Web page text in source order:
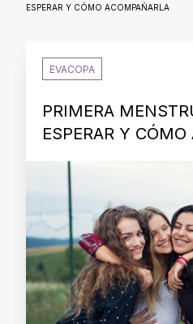
ESPERAR Y CÓMO ACOMPAÑARLA
EVACOPA
PRIMERA
ESPERAR Y